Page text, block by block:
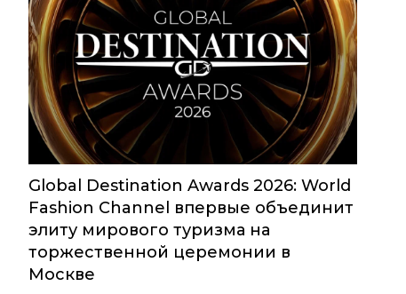
Global Destination Awards 2026: World
Fashion Channel впервые объединит
элиту мирового туризма на
торжественной церемонии в
Москве